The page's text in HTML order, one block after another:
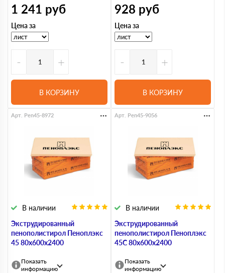
1 241 руб
Цена за
- +
В КОРЗИНУ
928 руб
Цена за
- +
В КОРЗИНУ
Экструдированный
пенополистирол Пеноплэкс
45 80х600х2400
В наличии
Арт. Pen45-8972
Показать
информацию
Экструдированный
пенополистирол Пеноплэкс
45С 80х600х2400
В наличии
Арт. Pen45-9056
Показать
информацию